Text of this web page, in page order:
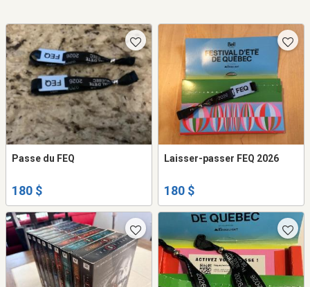
Passe du FEQ
180 $
Laisser-passer FEQ 2026
180 $